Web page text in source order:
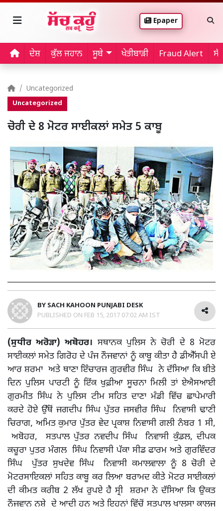
Epaper
ਦੇਸ਼ ਕੁੱਲ ਜਹਾਨ ਸੂਬੇ ਖੇਤੀਬਾੜੀ Fraud Alert
Uncategorized
Uncategorized
ਚੋਰੀ ਦੇ 8 ਮੋਟਰ ਸਾਈਕਲਾਂ ਸਮੇਤ 5 ਕਾਬੂ
BY SACH KAHOON PUNJABI DESK
PUBLISHED ON FEB 15, 2017 07:02 AM IST
(ਸੁਧੀਰ ਅਰੋੜਾ) ਅਬੋਹਰ। ਸਥਾਨਕ ਪੁਲਿਸ ਨੇ ਚੋਰੀ ਦੇ 8 ਮੋਟਰ
ਸਾਈਕਲਾਂ ਸਮੇਤ ਗਿਰੋਹ ਦੇ ਪੰਜ ਨੌਜਵਾਨਾਂ ਨੂੰ ਕਾਬੂ ਕੀਤਾ ਹੈ ਡੀਐੱਸਪੀ ਏ
ਆਰ ਸ਼ਰਮਾ ਅਤੇ ਥਾਣਾ ਇੰਚਾਰਜ ਗੁਰਵੀਰ ਸਿੰਘ ਨੇ ਦੱਸਿਆ ਕਿ ਬੀਤੇ
ਦਿਨ ਪੁਲਿਸ ਪਾਰਟੀ ਨੂੰ ਇੱਕ ਖੁਫ਼ੀਆ ਸੂਚਨਾ ਮਿਲੀ ਤਾਂ ਏਐਸਆਈ
ਗੁਰਮੀਤ ਸਿੰਘ ਨੇ ਪੁਲਿਸ ਟੀਮ ਸਹਿਤ ਦਾਣਾ ਮੰਡੀ ਵਿੱਚ ਛਾਪੇਮਾਰੀ
ਕਰਦੇ ਹੋਏ ਉੱਥੋਂ ਜਗਦੀਪ ਸਿੰਘ ਪੁੱਤਰ ਜਸਵੀਰ ਸਿੰਘ ਨਿਵਾਸੀ ਢਾਣੀ
ਚਿਰਾਗ, ਅਮਿਤ ਕੁਮਾਰ ਪੁੱਤਰ ਵੇਦ ਪ੍ਰਕਾਸ਼ ਨਿਵਾਸੀ ਗਲੀ ਨੰਬਰ 1 ਸੀ,
ਅਬੋਹਰ, ਸਤਪਾਲ ਪੁੱਤਰ ਨਵਦੀਪ ਸਿੰਘ ਨਿਵਾਸੀ ਕੁੰਡਲ, ਦੀਪਕ
ਕਚੂਰਾ ਪੁਤਰ ਮੰਗਲ ਸਿੰਘ ਨਿਵਾਸੀ ਪੱਕਾ ਸੀਡ ਫਾਰਮ ਅਤੇ ਗੁਰਵਿੰਦਰ
ਸਿੰਘ ਪੁੱਤਰ ਸੁਖਦੇਵ ਸਿੰਘ ਨਿਵਾਸੀ ਕਮਾਲਵਾਲਾ ਨੂੰ 8 ਚੋਰੀ ਦੇ
ਮੋਟਰਸਾਇਕਲਾਂ ਸਹਿਤ ਕਾਬੂ ਕਰ ਲਿਆ ਬਰਾਮਦ ਕੀਤੇ ਮੋਟਰ ਸਾਈਕਲਾਂ
ਦੀ ਕੀਮਤ ਕਰੀਬ 2 ਲੱਖ ਰੁਪਏ ਹੈ ਸ੍ਰੀ ਸ਼ਰਮਾ ਨੇ ਦੱਸਿਆ ਕਿ ਉਕਤ
ਨੌਜਵਾਨ ਨਸ਼ੇ ਦੇ ਆਦੀ ਹਨ ਅਤੇ ਇਹਨਾਂ ਵਿੱਚੋਂ ਸਤਪਾਲ ਖਾਲਸਾ ਕਾਲਜ